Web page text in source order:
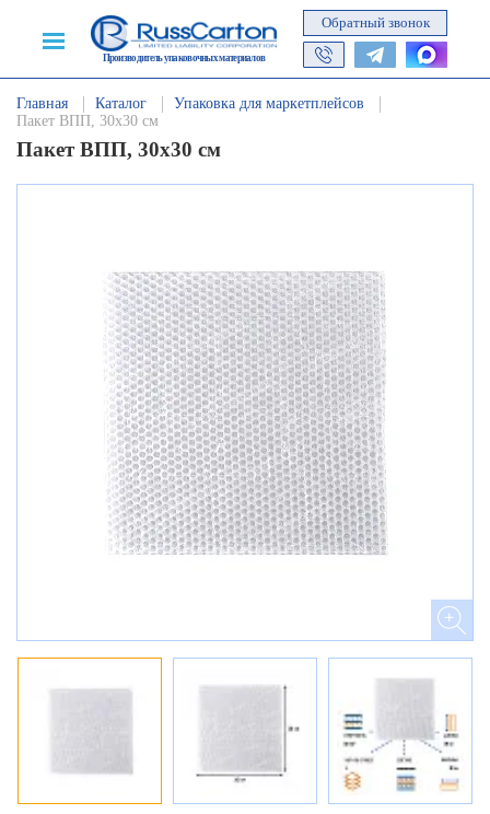
Производитель упаковочных материалов
Обратный звонок
Главная Каталог
Упаковка для маркетплейсов
Пакет ВПП, 30х30 см
Пакет ВПП, 30х30 см